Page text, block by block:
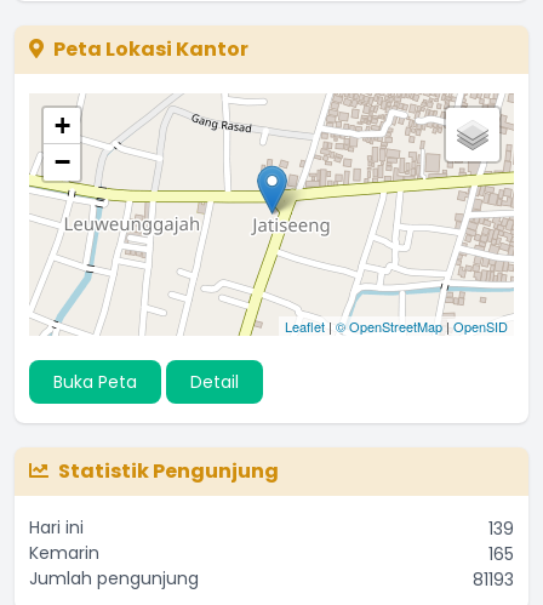
Peta Lokasi Kantor
+
−
Leaflet | © OpenStreetMap | OpenSID
Buka Peta Detail
Statistik Pengunjung
Hari ini
139
Kemarin
165
Jumlah pengunjung
81193